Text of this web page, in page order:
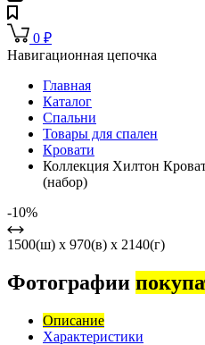
0 ₽
Навигационная цепочка
Главная
Каталог
Спальни
Товары для спален
Кровати
Коллекция Хилтон
(набор)
-10%
1500(ш) x 970(в) x 2140(г)
Фотографии
Описание
Характеристики